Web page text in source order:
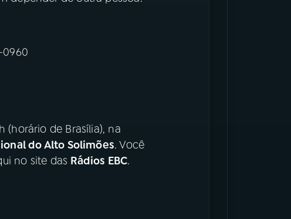
0960
(horário de Brasília), na
do Alto Solimões. Você
no site das Rádios EBC.